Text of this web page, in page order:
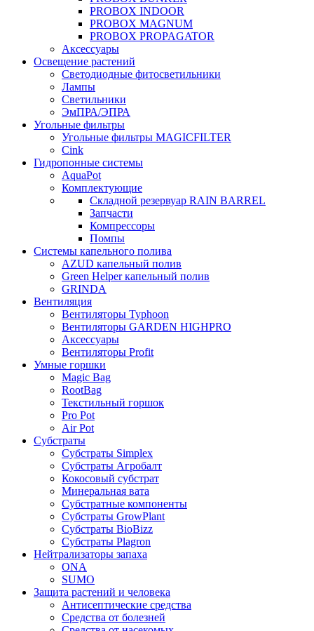
PROBOX INDOOR
PROBOX MAGNUM
PROBOX PROPAGATOR
Аксессуары
Освещение растений
Светодиодные фитосветильники
Лампы
Светильники
ЭмПРА/ЭПРА
Угольные фильтры
Угольные фильтры MAGICFILTER
Cink
Гидропонные системы
AquaPot
Комплектующие
Складной резервуар RAIN BARREL
Запчасти
Компрессоры
Помпы
Системы капельного полива
AZUD капельный полив
Green Helper капельный полив
GRINDA
Вентиляция
Вентиляторы Typhoon
Вентиляторы GARDEN HIGHPRO
Аксессуары
Вентиляторы Profit
Умные горшки
Magic Bag
RootBag
Текстильный горшок
Pro Pot
Air Pot
Субстраты
Субстраты Simplex
Субстраты Агробалт
Кокосовый субстрат
Минеральная вата
Субстратные компоненты
Субстраты GrowPlant
Субстраты BioBizz
Субстраты Plagron
Нейтрализаторы запаха
ONA
SUMO
Защита растений и человека
Антисептические средства
Средства от болезней